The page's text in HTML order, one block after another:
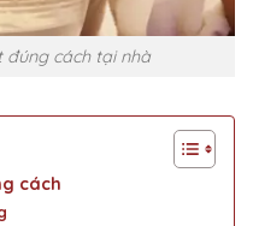
đúng cách tại nhà
cách